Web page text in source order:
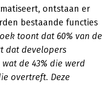
ontstaan er
bestaande functies
toont dat 60% van de
dat developers
de 43% die werd
overtreft. Deze